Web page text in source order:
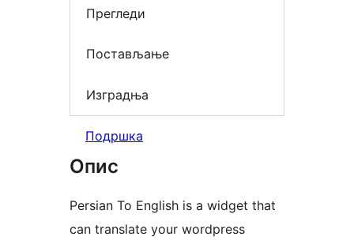
Прегледи
Постављање
Изградња
Подршка
Опис
Persian To English is a widget that
can translate your wordpress